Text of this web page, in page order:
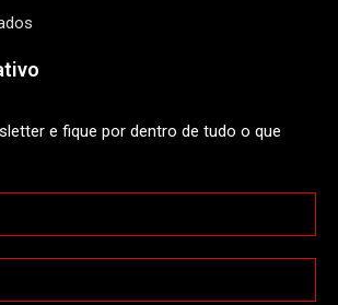
e fique por dentro de tudo o que